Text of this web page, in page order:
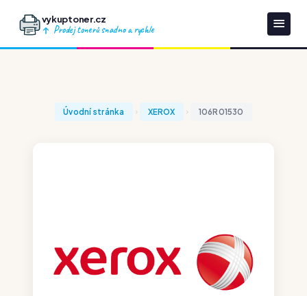
vykuptoner.cz
Prodej tonerů snadno a rychle
Úvodní stránka XEROX 106R01530